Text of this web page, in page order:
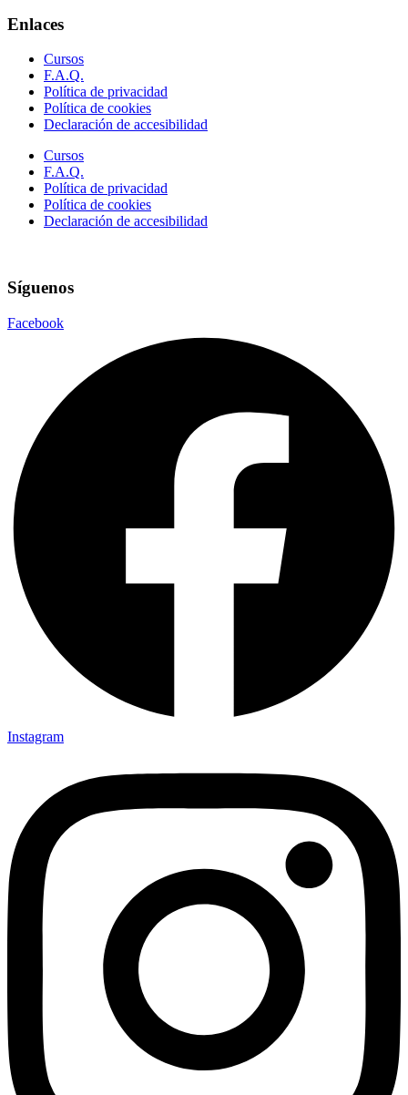
Enlaces
Cursos
F.A.Q.
Política de privacidad
Política de cookies
Declaración de accesibilidad
Cursos
F.A.Q.
Política de privacidad
Política de cookies
Declaración de accesibilidad
Síguenos
Facebook
Instagram